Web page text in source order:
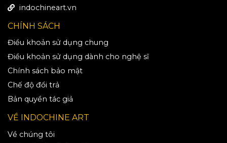
indochineart.vn
CHÍNH SÁCH
Điều khoản sử dụng chung
Điều khoản sử dụng dành cho nghệ sĩ
Chính sách bảo mật
Chế độ đổi trả
Bản quyền tác giả
VỀ INDOCHINE ART
Về chúng tôi